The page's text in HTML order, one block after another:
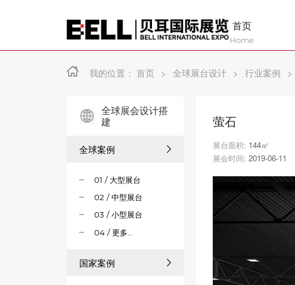
首页
Home
我的位置： 首页 > 全球展台设计 > 行业案例 >
全球展会设计搭
建
全球案例
01 / 大型展台
02 / 中型展台
03 / 小型展台
04 / 更多...
国家案例
萤石
展台面积: 144㎡
展会时间: 2019-06-11